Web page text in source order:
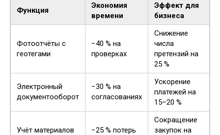
Функция
Экономия
времени
Эффект для
бизнеса
Фотоотчёты с
геотегами
−40 % на
проверках
Снижение
числа
претензий на
25 %
Электронный
документооборот
−30 % на
согласованиях
Ускорение
платежей на
15–20 %
Учёт материалов −25 % потерь
Сокращение
закупок на